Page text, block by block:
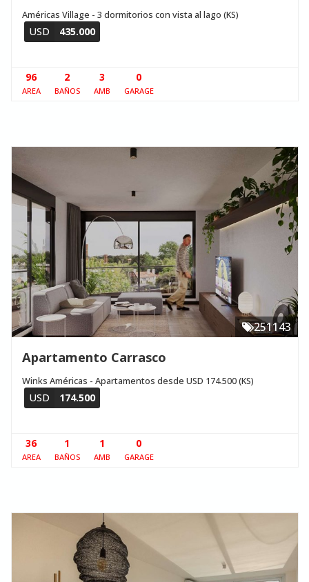
Américas Village - 3 dormitorios con vista al lago (KS)
USD 435.000
96
AREA
2
BAÑOS
3
AMB
0
GARAGE
251143
Apartamento Carrasco
Winks Américas - Apartamentos desde USD 174.500 (KS)
USD 174.500
36
AREA
1
BAÑOS
1
AMB
0
GARAGE